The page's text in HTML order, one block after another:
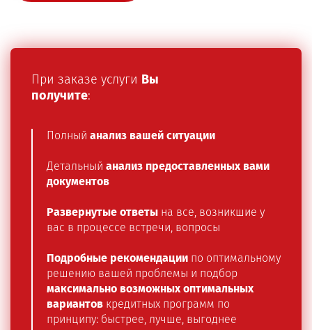
При заказе услуги Вы
получите:
Полный анализ вашей ситуации
Детальный анализ предоставленных вами
документов
Развернутые ответы на все, возникшие у
вас в процессе встречи, вопросы
Подробные рекомендации по оптимальному
решению вашей проблемы и подбор
максимально возможных оптимальных
вариантов кредитных программ по
принципу: быстрее, лучше, выгоднее